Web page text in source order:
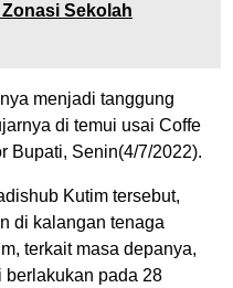
Sekolah
menjadi tanggung
di temui usai Coffe
Bupati, Senin(4/7/2022).
Kutim tersebut,
di kalangan tenaga
terkait masa depanya,
berlakukan pada 28